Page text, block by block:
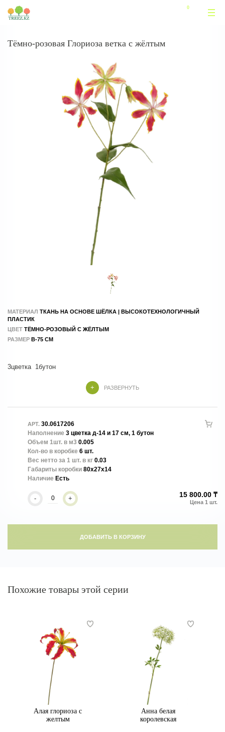
Тёмно-розовая Глориоза ветка с жёлтым
МАТЕРИАЛ ТКАНЬ НА ОСНОВЕ ШЁЛКА | ВЫСОКОТЕХНОЛОГИЧНЫЙ
ПЛАСТИК
ЦВЕТ ТЁМНО-РОЗОВЫЙ С ЖЁЛТЫМ
РАЗМЕР В-75 СМ
3цветка 1бутон
РАЗВЕРНУТЬ
АРТ. 30.0617206
Наполнение 3 цветка д-14 и 17 см, 1 бутон
Объем 1шт. в м3 0.005
Кол-во в коробке 6 шт.
Вес нетто за 1 шт. в кг 0.03
Габариты коробки 80x27x14
Наличие Есть
- + 15 800.00 ₸
ДОБАВИТЬ В КОРЗИНУ
Похожие товары этой серии
Алая глориоза с
желтым
Анна белая
королевская